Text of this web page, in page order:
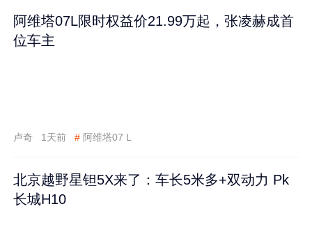
阿维塔07L限时权益价21.99万起，张凌赫成首
位车主
卢奇 1天前 # 阿维塔07 L
北京越野星钽5X来了：车长5米多+双动力 Pk
长城H10